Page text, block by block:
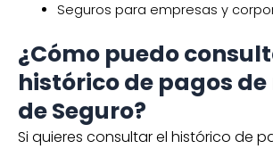
Seguros para empresas y
¿Cómo puedo
histórico de pagos de
de Seguro?
Si quieres consultar el histórico de